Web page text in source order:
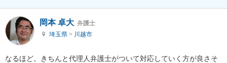
岡本 卓大 弁護士
埼玉県 > 川越市
なるほど。きちんと代理人弁護士がついて対応していく方が良さそ